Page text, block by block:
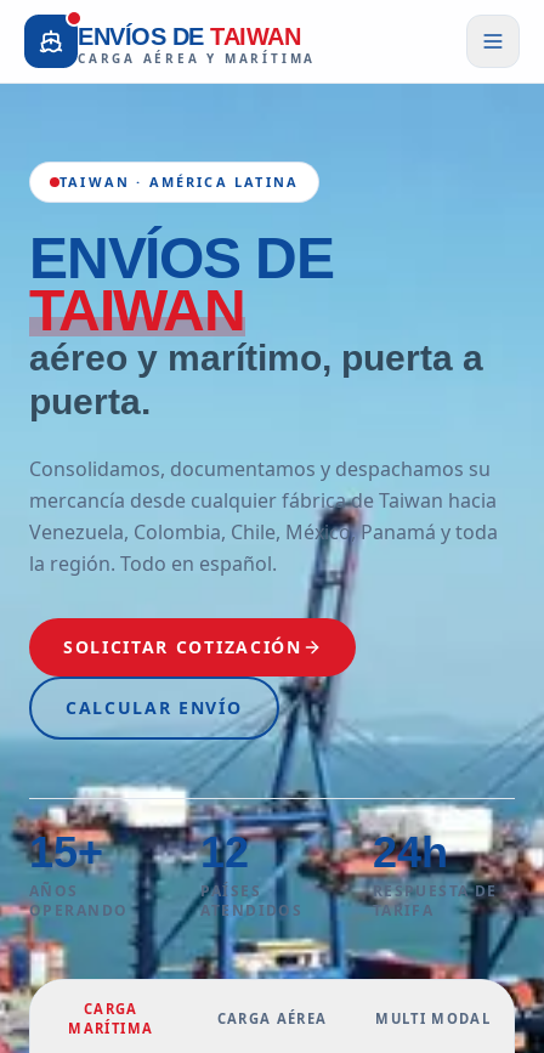
ENVÍOS DE TAIWAN
CARGA AÉREA Y MARÍTIMA
TAIWAN · AMÉRICA LATINA
ENVÍOS DE
TAIWAN
aéreo y marítimo, puerta a
puerta.
Consolidamos, documentamos y despachamos su
mercancía desde cualquier fábrica de Taiwan hacia
Venezuela, Colombia, Chile, México, Panamá y toda
la región. Todo en español.
SOLICITAR COTIZACIÓN
CALCULAR ENVÍO
15+
AÑOS
OPERANDO
12
PAÍSES
ATENDIDOS
24h
RESPUESTA DE
TARIFA
CARGA
MARÍTIMA
CARGA AÉREA MULTI MODAL